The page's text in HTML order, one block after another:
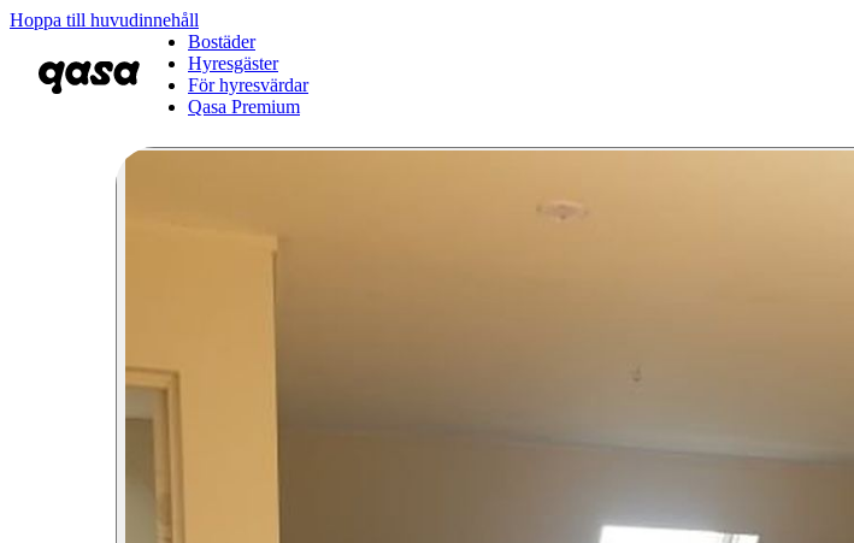
Hoppa till huvudinnehåll
Bostäder
Hyresgäster
För hyresvärdar
Qasa Premium